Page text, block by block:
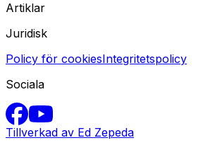
Artiklar
Juridisk
Policy för cookiesIntegritetspolicy
Sociala
Tillverkad av Ed Zepeda